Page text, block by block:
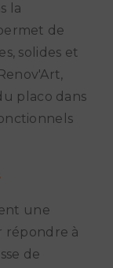
la
de
solides et
placo dans
une
répondre à
de